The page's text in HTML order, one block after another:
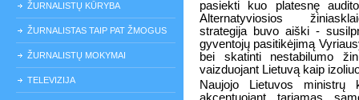
ŽURNALISTŲ KŪRYBA
ŽURNALISTAS TAIP PAT ŽMOGUS
ŽURNALISTŲ MOKYMAI
TELEVIZIJA
pasiekti kuo platesnę
Alternatyviosios
strategija buvo aiški -
gyventojų pasitikėjimą
bei skatinti nestabilumo
vaizduojant Lietuvą kaip
Naujojo Lietuvos ministrų